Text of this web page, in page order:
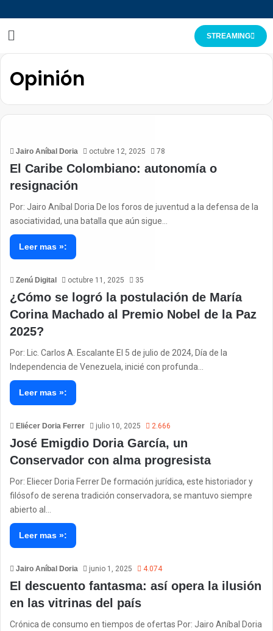
STREAMING
Opinión
Jairo Aníbal Doria octubre 12, 2025 78
El Caribe Colombiano: autonomía o
resignación
Por: Jairo Aníbal Doria De los foros de juventud a la defensa de la
asociatividad, una batalla que aún sigue…
Leer mas »:
Zenú Digital octubre 11, 2025 35
¿Cómo se logró la postulación de María
Corina Machado al Premio Nobel de la Paz
2025?
Por: Lic. Carlos A. Escalante El 5 de julio de 2024, Día de la
Independencia de Venezuela, inicié con profunda…
Leer mas »:
Eliécer Doria Ferrer julio 10, 2025 2.666
José Emigdio Doria García, un
Conservador con alma progresista
Por: Eliecer Doria Ferrer De formación jurídica, este historiador y
filósofo de serena tradición conservadora, se mantuvo siempre
abierto al…
Leer mas »:
Jairo Aníbal Doria junio 1, 2025 4.074
El descuento fantasma: así opera la ilusión
en las vitrinas del país
Crónica de consumo en tiempos de ofertas Por: Jairo Aníbal Doria